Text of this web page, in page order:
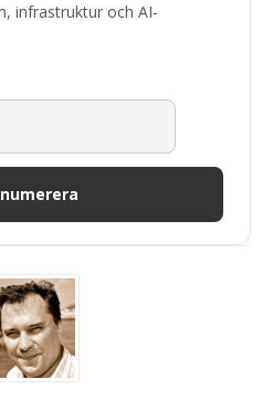
infrastruktur och AI-